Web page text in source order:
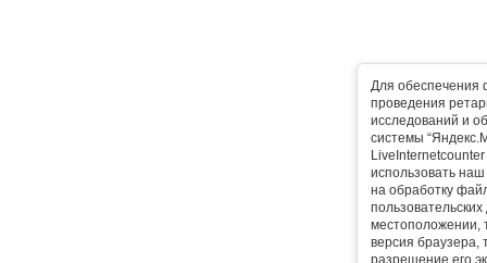
Для обеспечения
проведения
исследований и
системы
использовать
на обработку
местоположении,
версия браузера,
разрешение его